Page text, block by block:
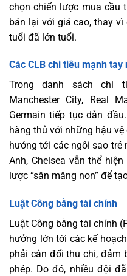
chọn chiến lược mua cầu
bán lại với giá cao, thay
tuổi đã lớn tuổi.
Các CLB chi tiêu mạnh tay
Trong danh sách chi
Manchester City, Real
Germain tiếp tục dẫn
hàng thủ với những hậu
hướng tới các ngôi sao trẻ
Anh, Chelsea vẫn thể
lược “săn măng non” để
Luật Công bằng tài chính
Luật Công bằng tài chính
hưởng lớn tới các kế
phải cân đối thu chi, đảm
phép. Do đó, nhiều đội